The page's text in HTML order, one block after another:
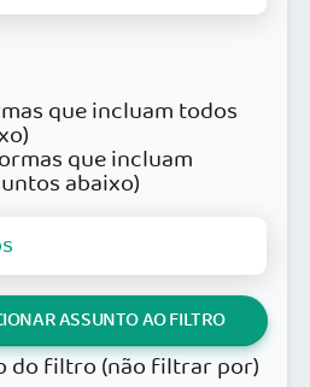
que incluam todos
que incluam
abaixo)
ASSUNTO AO FILTRO
do filtro (não filtrar por)